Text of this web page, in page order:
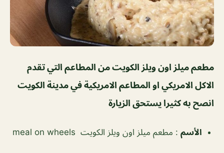
مطعم ميلز اون ويلز الكويت من المطاعم التي تقدم
الاكل الامريكي او المطاعم الامريكية في مدينة الكويت
انصح به كثيرا يستحق الزيارة
الأسم : مطعم ميلز اون ويلز الكويت meal on wheels